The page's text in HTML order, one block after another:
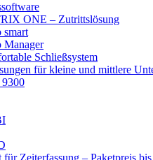
ONE – Zutrittslösung
smart
Manager
Schließsystem
für kleine und mittlere
9300
Zeiterfassung – Paketpreis